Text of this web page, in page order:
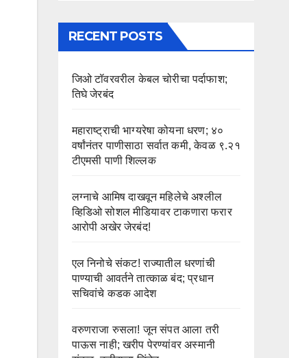
RECENT POSTS
जिओ टॉवरवरील केबल चोरीचा पर्दाफाश;
तिघे जेरबंद
महाराष्ट्राची भाग्यरेषा कोयना धरण; ४०
वर्षांनंतर पाणीसाठा सर्वात कमी, केवळ ९.२१
टीएमसी पाणी शिल्लक
लग्नाचे आमिष दाखवून महिलेचे अश्लील
व्हिडिओ सोशल मीडियावर टाकणारा फरार
आरोपी अखेर जेरबंद!
एल निनोचे संकट! राज्यातील धरणांची
पाण्याची आवर्तने तात्काळ बंद; प्रधान
सचिवांचे कडक आदेश
वरुणराजा रुसला! जून संपत आला तरी
पाऊस नाही; खरीप पेरण्यांवर अस्मानी